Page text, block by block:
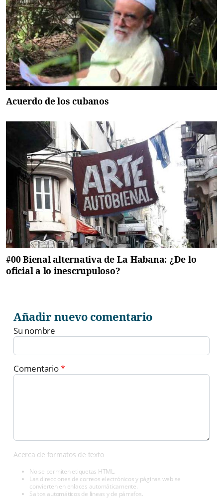
Acuerdo de los cubanos
#00 Bienal alternativa de La Habana: ¿De lo
oficial a lo inescrupuloso?
Añadir nuevo comentario
Su nombre
Comentario
Acerca de formatos de texto
No se permiten etiquetas HTML.
Las direcciones de correos electrónicos y páginas web se
convierten en enlaces automáticamente.
Saltos automáticos de líneas y de párrafos.